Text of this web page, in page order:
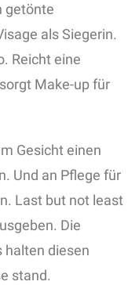
getönte
als Siegerin.
Reicht eine
Make-up für
Gesicht einen
Und an Pflege für
Last but not least
Die
halten diesen
stand.